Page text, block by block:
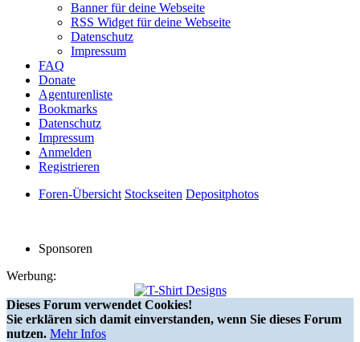
Banner für deine Webseite
RSS Widget für deine Webseite
Datenschutz
Impressum
FAQ
Donate
Agenturenliste
Bookmarks
Datenschutz
Impressum
Anmelden
Registrieren
Foren-Übersicht Stockseiten Depositphotos
Sponsoren
Werbung:
Dieses Forum verwendet Cookies!
Sie erklären sich damit einverstanden, wenn Sie dieses Forum
nutzen. Mehr Infos